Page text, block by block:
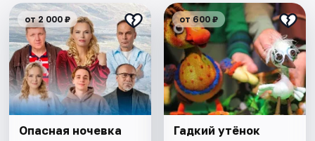
от 2 000 ₽
Опасная ночевка
от 600 ₽
Гадкий утёнок